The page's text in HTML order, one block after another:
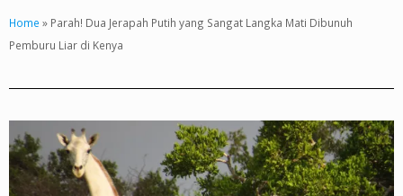
Home » Parah! Dua Jerapah Putih yang Sangat Langka Mati Dibunuh
Pemburu Liar di Kenya